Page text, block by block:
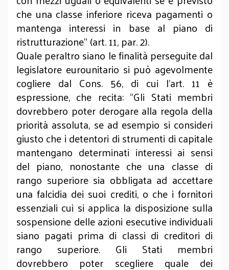
che una classe inferiore riceva pagamenti o
mantenga interessi in base al piano di
ristrutturazione” (art. 11, par. 2).
Quale peraltro siano le finalità perseguite dal
legislatore eurounitario si può agevolmente
cogliere dal Cons. 56, di cui l’art. 11 è
espressione, che recita: “Gli Stati membri
dovrebbero poter derogare alla regola della
priorità assoluta, se ad esempio si consideri
giusto che i detentori di strumenti di capitale
mantengano determinati interessi ai sensi
del piano, nonostante che una classe di
rango superiore sia obbligata ad accettare
una falcidia dei suoi crediti, o che i fornitori
essenziali cui si applica la disposizione sulla
sospensione delle azioni esecutive individuali
siano pagati prima di classi di creditori di
rango superiore. Gli Stati membri
dovrebbero poter scegliere quale dei